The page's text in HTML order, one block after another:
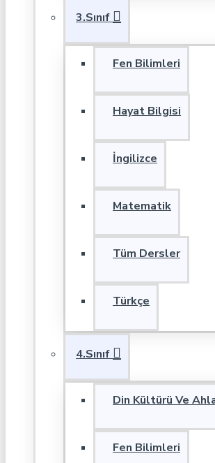
3.Sınıf
Fen Bilimleri
Hayat Bilgisi
İngilizce
Matematik
Tüm Dersler
Türkçe
4.Sınıf
Din Kültürü Ve
Fen Bilimleri